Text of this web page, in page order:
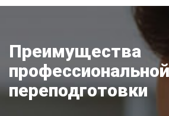
Преимущества
профессиональной
переподготовки